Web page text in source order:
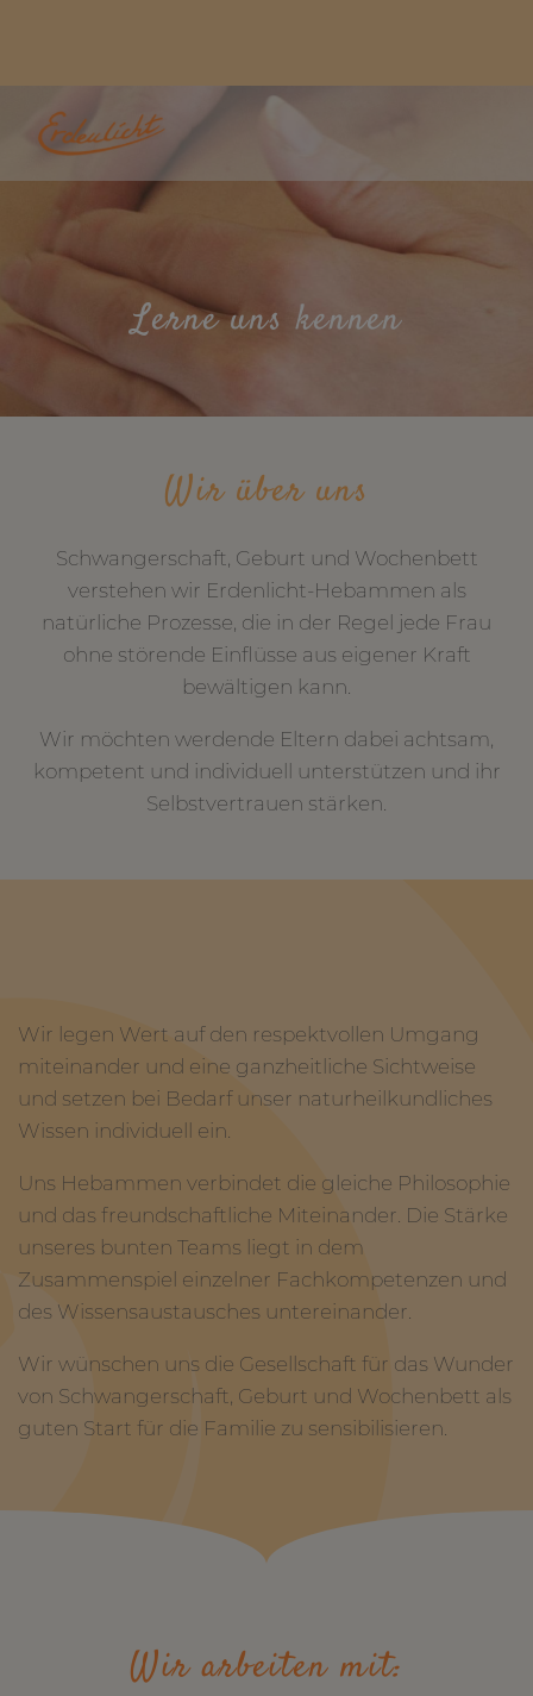
Lerne uns kennen
Wir über uns
Schwangerschaft, Geburt und Wochenbett
verstehen wir Erdenlicht-Hebammen als
natürliche Prozesse, die in der Regel jede Frau
ohne störende Einflüsse aus eigener Kraft
bewältigen kann.
Wir möchten werdende Eltern dabei achtsam,
kompetent und individuell unterstützen und ihr
Selbstvertrauen stärken.
Wir legen Wert auf den respektvollen Umgang
miteinander und eine ganzheitliche Sichtweise
und setzen bei Bedarf unser naturheilkundliches
Wissen individuell ein.
Uns Hebammen verbindet die gleiche Philosophie
und das freundschaftliche Miteinander. Die Stärke
unseres bunten Teams liegt in dem
Zusammenspiel einzelner Fachkompetenzen und
des Wissensaustausches untereinander.
Wir wünschen uns die Gesellschaft für das Wunder
von Schwangerschaft, Geburt und Wochenbett als
guten Start für die Familie zu sensibilisieren.
Wir arbeiten mit: